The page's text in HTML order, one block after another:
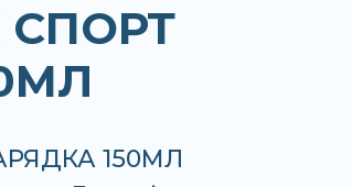
150МЛ